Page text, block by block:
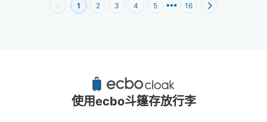
1 2 3 4 5 16
早稻田站附近推薦的寄物櫃
2個投幣式置物櫃
使用ecbo斗篷存放行李